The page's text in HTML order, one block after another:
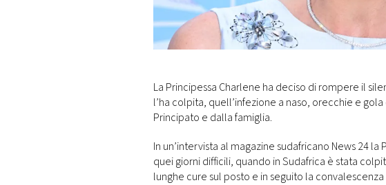
DI
MONACO
La Principessa Charlene ha deciso di rompere il
l’ha colpita, quell’infezione a naso, orecchie e
Principato e dalla famiglia.
In un’intervista al magazine sudafricano News 24
quei giorni difficili, quando in Sudafrica è stata
lunghe cure sul posto e in seguito la convalescenza